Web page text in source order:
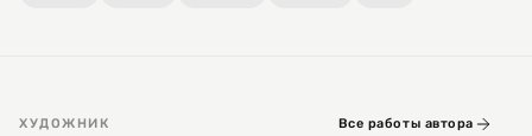
ХУДОЖНИК Все работы автора